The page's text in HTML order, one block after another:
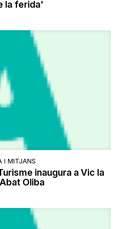
la ferida'
I MITJANS
inaugura a Vic la
Oliba